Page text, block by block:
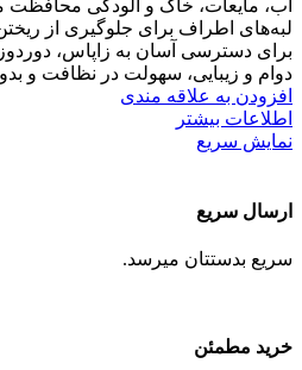
آب، مایعات، خاک و آلودگی
لبه‌های اطراف برای جلوگیری از
برای دسترسی آسان به زاپاس،
دوام و زیبایی، سهولت در نظافت و
افزودن به علاقه مندی
اطلاعات بیشتر
نمایش سریع
ارسال سریع
سریع بدستتان میرسد.
خرید مطمئن